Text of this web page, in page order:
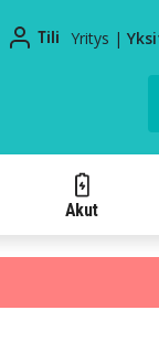
Tili Yritys |
Akut